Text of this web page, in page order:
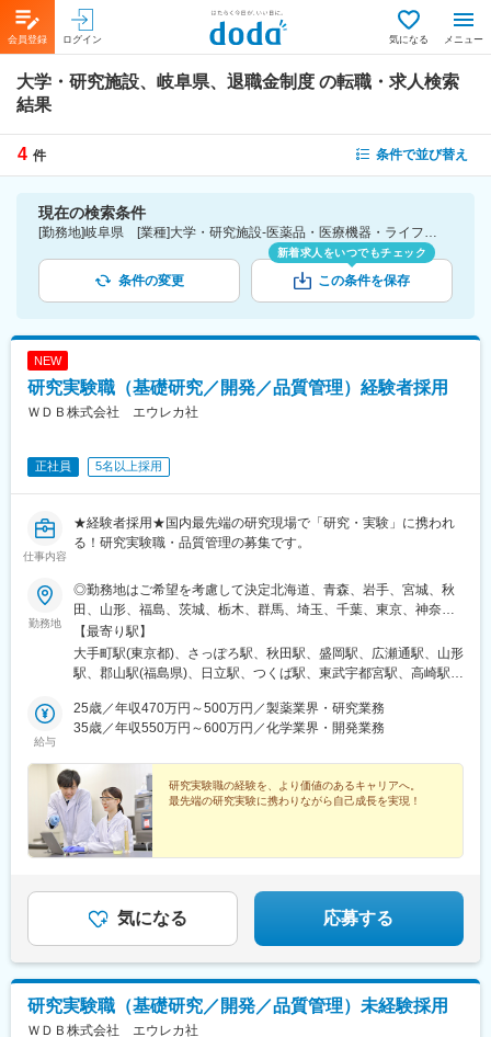
会員登録 ログイン 気になる メニュー
大学・研究施設、岐阜県、退職金制度 の転職・求人検索
結果
4 件 条件で並び替え
現在の検索条件
[勤務地]岐阜県 [業種]大学・研究施設-医薬品・医療機器・ライフサイエンス・医療系サービス [詳細条件](待遇・福利厚生)退職金制度
条件の変更
新着求人をいつでもチェック
この条件を保存
NEW
研究実験職（基礎研究／開発／品質管理）経験者採用
ＷＤＢ株式会社 エウレカ社
正社員 5名以上採用
仕事内容
★経験者採用★国内最先端の研究現場で「研究・実験」に携われ
る！研究実験職・品質管理の募集です。
勤務地
◎勤務地はご希望を考慮して決定北海道、青森、岩手、宮城、秋
田、山形、福島、茨城、栃木、群馬、埼玉、千葉、東京、神奈
川、新潟、長野、富山、石川、福井、山梨、岐阜、静岡、愛知、
三重、滋賀、京都、大阪、兵庫、奈良、和歌山、岡山、広島、山
口、徳島、香川、愛媛、高知、福岡、佐賀、長崎、熊本、大分、
定：ご自宅から90分以内の就業先・エリア限定：下記エリア内の
就業先。エリア内での転居を伴う場合あり・全国：全国の中でス
の区分★東北エリア…青森、岩手、宮城、秋田、山形、福島北関
東エリア…茨木、栃木、群馬、埼玉、東京南関東エリア…東京、
神奈川、千葉甲信越エリア…山梨、長野、新潟、東京東海エリ
ア…静岡、愛知、岐阜、三重北陸エリア…富山、石川、福井関西
エリア…滋賀、京都、大阪、兵庫、奈良、和歌山中四国エリア…
合、家賃補助が支給されます
【最寄り駅】
大手町駅(東京都)、さっぽろ駅、秋田駅、盛岡駅、広瀬通駅、山形
駅、郡山駅(福島県)、日立駅、つくば駅、東武宇都宮駅、高崎駅、
井駅、勝どき駅、根津駅、立川北駅、町田駅、川崎駅、みなとみ
らい駅、平塚駅、新潟駅、春日山駅、甲府駅、沼津駅、静岡駅、
町駅、あすなろう四日市駅、彦根駅、草津駅(滋賀県)、烏丸駅、茨
木駅、千里中央駅(大阪モノレール)、大阪駅、三田駅(兵庫県)、三
宮・花時計前駅、西神中央駅、明石駅、加古川駅、岡山駅前駅、
倉敷駅、福山駅、八丁堀駅(広島県)、徳山駅、徳島駅、新居浜駅、
小倉駅(福岡県)、天神駅、大分駅、熊本城・市役所前駅、宮崎駅、
葉駅、東大前駅、立川駅、京急川崎駅、日吉町駅、新浜松駅、新
豊田駅、近鉄名古屋駅、電気ビル前駅、足羽山公園口駅、近鉄四
日市駅、四条駅(京都市営)、千里中央駅(北大阪急行)、西梅田駅、
旧居留地・大丸前駅、山陽明石駅、田町駅(岡山県)、胡町駅、眉山
ロープウェイ山麓駅、平和通駅、西鉄福岡駅、花畑町駅、高見橋
町駅、新静岡駅、浜松駅、名鉄名古屋駅、電鉄富山駅・エスタ前
駅、仁愛女子高校駅、四日市駅、京都河原町駅、大阪梅田駅(阪神
給与
25歳／年収470万円～500万円／製薬業界・研究業務
35歳／年収550万円～600万円／化学業界・開発業務
研究実験職の経験を、より価値のあるキャリアへ。
最先端の研究実験に携わりながら自己成長を実現！
気になる 応募する
研究実験職（基礎研究／開発／品質管理）未経験採用
ＷＤＢ株式会社 エウレカ社